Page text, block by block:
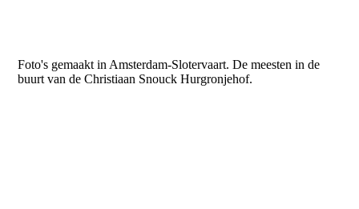
Foto's gemaakt in Amsterdam-Slotervaart. De meesten in de
buurt van de Christiaan Snouck Hurgronjehof.